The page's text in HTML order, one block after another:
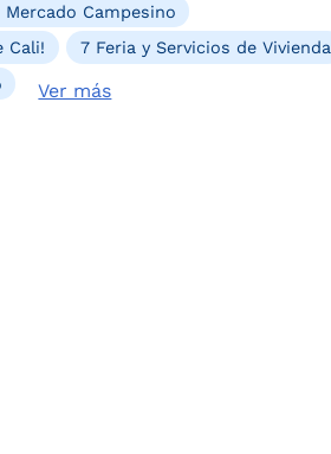
Mercado Campesino
Cali!
7 Feria y Servicios de Vivienda
Ver más